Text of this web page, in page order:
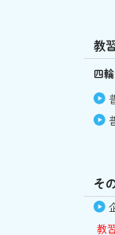
教
四
そ
教